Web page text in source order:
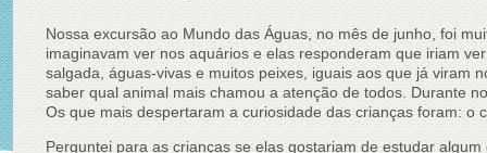
Nossa excursão ao Mundo das Águas, no mês de junho, foi
imaginavam ver nos aquários e elas responderam que iriam
salgada, águas-vivas e muitos peixes, iguais aos que já viram
saber qual animal mais chamou a atenção de todos. Durante
Os que mais despertaram a curiosidade das crianças foram:
Perguntei para as crianças se elas gostariam de estudar